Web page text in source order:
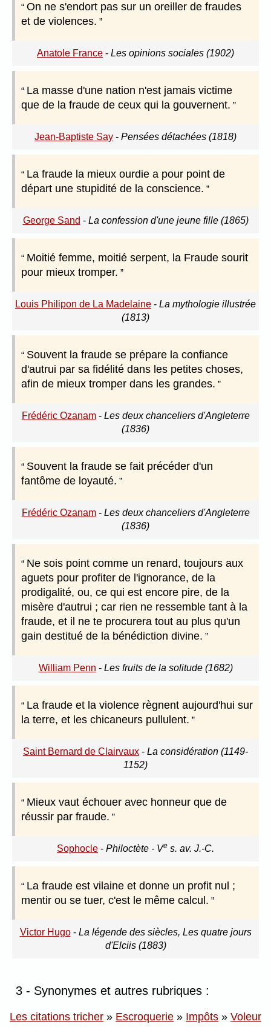
On ne s'endort pas sur un oreiller de fraudes
et de violences.
Anatole France - Les opinions sociales (1902)
La masse d'une nation n'est jamais victime
que de la fraude de ceux qui la gouvernent.
Jean-Baptiste Say - Pensées détachées (1818)
La fraude la mieux ourdie a pour point de
départ une stupidité de la conscience.
George Sand - La confession d'une jeune fille (1865)
Moitié femme, moitié serpent, la Fraude sourit
pour mieux tromper.
Louis Philipon de La Madelaine - La mythologie illustrée
(1813)
Souvent la fraude se prépare la confiance
d'autrui par sa fidélité dans les petites choses,
afin de mieux tromper dans les grandes.
Frédéric Ozanam- Les deux chanceliers d'Angleterre
(1836)
Souvent la fraude se fait précéder d'un
fantôme de loyauté.
Frédéric Ozanam- Les deux chanceliers d'Angleterre
(1836)
Ne sois point comme un renard, toujours aux
aguets pour profiter de l'ignorance, de la
prodigalité, ou, ce qui est encore pire, de la
misère d'autrui ; car rien ne ressemble tant à la
fraude, et il ne te procurera tout au plus qu'un
gain destitué de la bénédiction divine.
William Penn - Les fruits de la solitude (1682)
La fraude et la violence règnent aujourd'hui sur
la terre, et les chicaneurs pullulent.
Saint Bernard de Clairvaux - La considération (1149-
1152)
Mieux vaut échouer avec honneur que de
réussir par fraude.
Sophocle - Philoctète - Ve s. av. J.-C.
La fraude est vilaine et donne un profit nul ;
mentir ou se tuer, c'est le même calcul.
Victor Hugo- La légende des siècles, Les quatre jours
d'Elciis (1883)
3 - Synonymes et autres rubriques :
Les citations tricher » Escroquerie » Impôts » Voleur